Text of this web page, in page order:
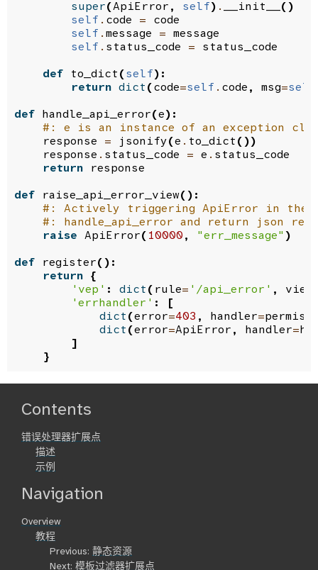
super(ApiError , self ) . __init__
()
self . code =
code
self . message =
message
self . status_code = status_code
def to_dict ( self ):
return
dict ( code=self . code , msg=self
def handle_api_error(e):
#: e is an instance of an exception
response
= jsonify(e . to_dict ())
response . status_code = e . status_code
return
response
def raise_api_error_view():
#: Actively triggering ApiError in the
#: handle_api_error and return json
raise
ApiError( 10000 , "err_message" )
def register():
return
{
'vep' : dict ( rule= '/api_error' ,
'errhandler' :
[
dict (error=403 , handler=
dict (error=ApiError , handler=
]
}
Contents
错误处理器扩展点
描述
示例
Navigation
Overview
教程
Previous: 静态资源
Next: 模板过滤器扩展点